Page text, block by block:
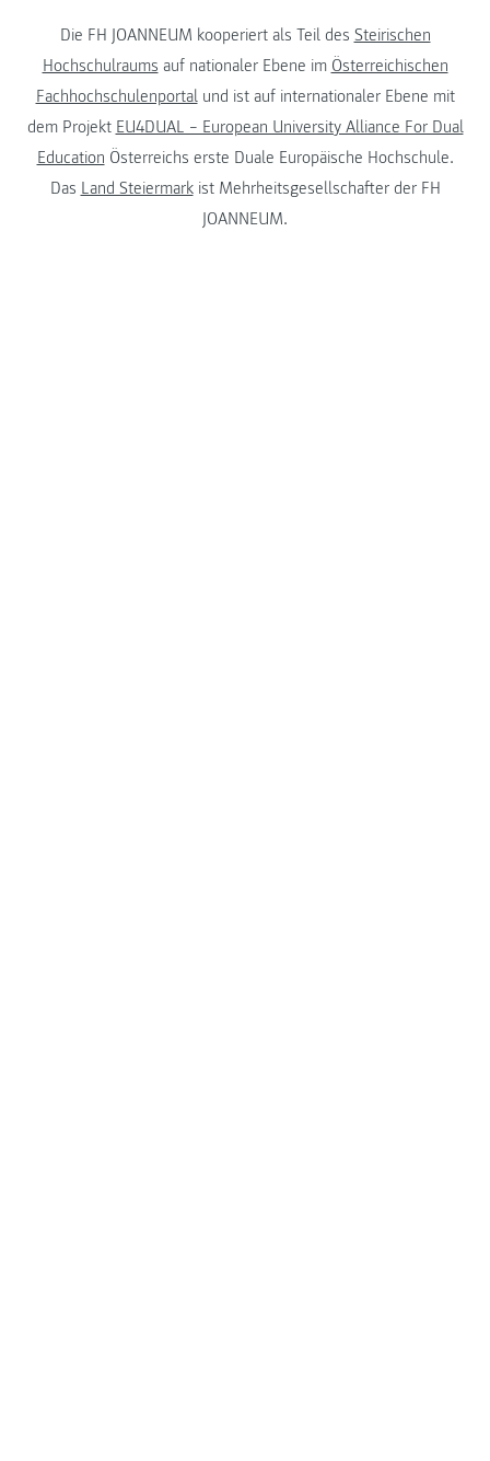
Die FH JOANNEUM kooperiert als Teil des Steirischen
Hochschulraums auf nationaler Ebene im Österreichischen
Fachhochschulenportalund ist auf internationaler Ebene mit
dem Projekt EU4DUAL – European University Alliance For Dual
Education Österreichs erste Duale Europäische Hochschule.
Das Land Steiermarkist Mehrheitsgesellschafter der FH
JOANNEUM.